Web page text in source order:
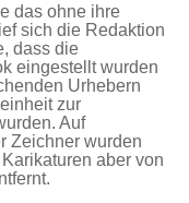
das ohne ihre
sich die Redaktion
dass die
eingestellt wurden
Urhebern
zur
Auf
Zeichner wurden
aber von